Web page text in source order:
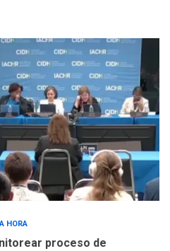
HORA
proceso de